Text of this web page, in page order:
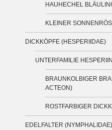
HAUHECHEL
KLEINER
DICKKÖPFE (HESPERIIDAE)
UNTERFAMILIE
BRAUNKOLBIGER
ACTEON)
ROSTFARBIGER
EDELFALTER (NYMPHALIDAE)